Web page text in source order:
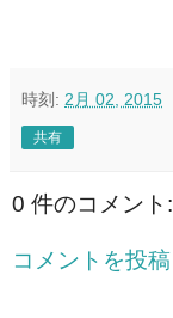
時刻: 2月 02, 2015
共有
0 件のコメント:
コメントを投稿